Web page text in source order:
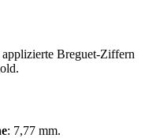
Breguet-Ziffern
: 7,77 mm.